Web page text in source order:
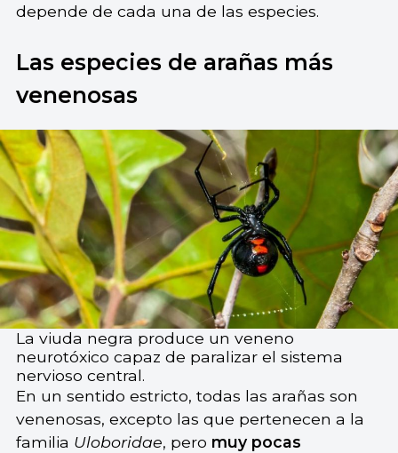
depende de cada una de las especies.
Las especies de arañas más
venenosas
La viuda negra produce un veneno
neurotóxico capaz de paralizar el sistema
nervioso central.
En un sentido estricto, todas las arañas son
venenosas, excepto las que pertenecen a la
familia Uloboridae, pero muy pocas